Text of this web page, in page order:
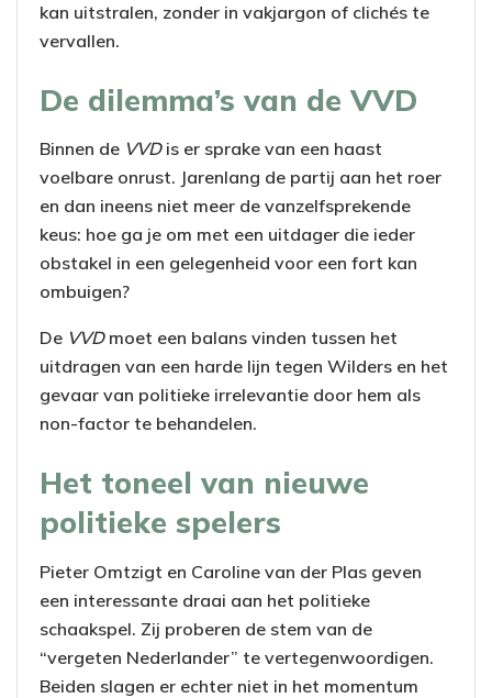
kan uitstralen, zonder in vakjargon of clichés te
vervallen.
De dilemma’s van de VVD
Binnen de VVDis er sprake van een haast
voelbare onrust. Jarenlang de partij aan het roer
en dan ineens niet meer de vanzelfsprekende
keus: hoe ga je om met een uitdager die ieder
obstakel in een gelegenheid voor een fort kan
ombuigen?
De VVDmoet een balans vinden tussen het
uitdragen van een harde lijn tegen Wilders en het
gevaar van politieke irrelevantie door hem als
non-factor te behandelen.
Het toneel van nieuwe
politieke spelers
Pieter Omtzigt en Caroline van der Plas geven
een interessante draai aan het politieke
schaakspel. Zij proberen de stem van de
“vergeten Nederlander” te vertegenwoordigen.
Beiden slagen er echter niet in het momentum